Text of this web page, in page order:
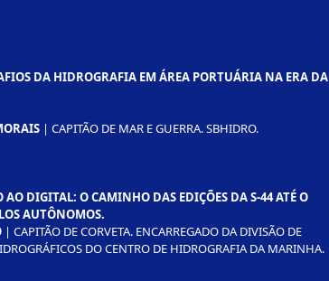
DA HIDROGRAFIA EM ÁREA PORTUÁRIA NA ERA DA
| CAPITÃO DE MAR E GUERRA. SBHIDRO.
AO DIGITAL: O CAMINHO DAS EDIÇÕES DA S-44 ATÉ O
AUTÔNOMOS.
| CAPITÃO DE CORVETA. ENCARREGADO DA DIVISÃO DE
DO CENTRO DE HIDROGRAFIA DA MARINHA.